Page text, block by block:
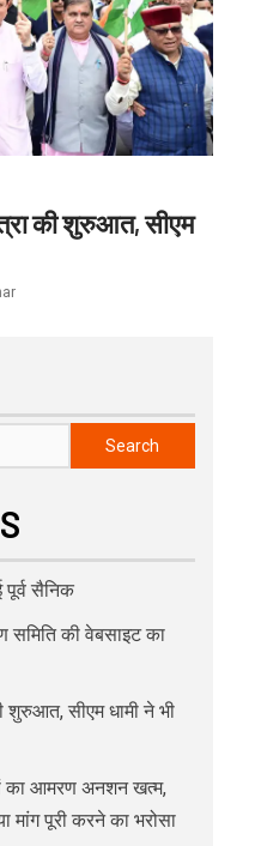
की शुरुआत, सीएम
Search
पूर्व सैनिक
समिति की वेबसाइट का
शुरुआत, सीएम धामी ने भी
का आमरण अनशन खत्म,
मांग पूरी करने का भरोसा